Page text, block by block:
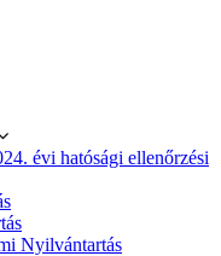
évi hatósági ellenőrzési
Nyilvántartás